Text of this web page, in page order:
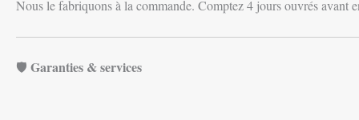
Nous le fabriquons à la commande. Comptez 4 jours ouvrés avant
🛡️ Garanties & services